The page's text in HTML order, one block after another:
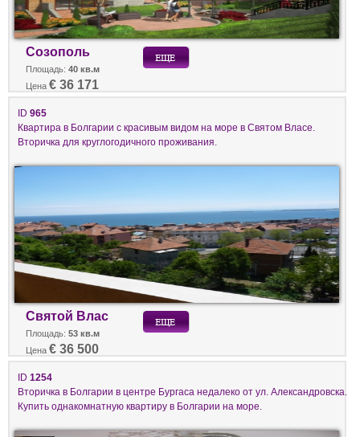
Созополь
Площадь: 40 кв.м
Цена € 36 171
ID 965
Квартира в Болгарии с красивым видом на море в Святом Власе.
Вторичка для круглогодичного проживания.
Святой Влас
Площадь: 53 кв.м
Цена € 36 500
ID 1254
Вторичка в Болгарии в центре Бургаса недалеко от ул. Александровска.
Купить однакомнатную квартиру в Болгарии на море.